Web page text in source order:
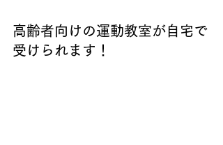
高齢者向けの運動教室が自宅で
受けられます！